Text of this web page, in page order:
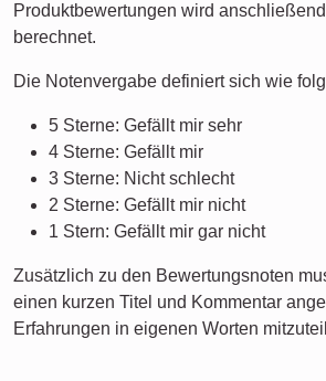
Produktbewertungen wird
berechnet.
Die Notenvergabe definiert sich wie
5 Sterne: Gefällt mir sehr
4 Sterne: Gefällt mir
3 Sterne: Nicht schlecht
2 Sterne: Gefällt mir nicht
1 Stern: Gefällt mir gar nicht
Zusätzlich zu den Bewertungsnoten
einen kurzen Titel und Kommentar
Erfahrungen in eigenen Worten